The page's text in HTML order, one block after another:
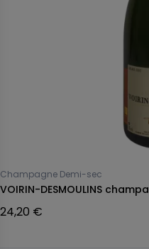
Champagne Demi-sec
VOIRIN-DESMOULINS
24,20 €